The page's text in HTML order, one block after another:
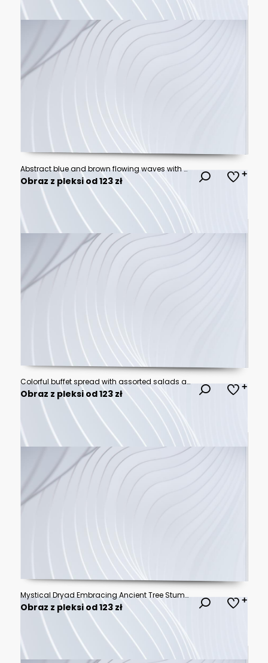
Abstract blue and brown flowing waves with soft motion blur effect for modern digital background, elegant liquid texture for website banner or presentation
Obraz z pleksi od 123 zł
Colorful buffet spread with assorted salads and appetizers in elegant catering display at event
Obraz z pleksi od 123 zł
Mystical Dryad Embracing Ancient Tree Stump in Black and White Illustration.
Obraz z pleksi od 123 zł